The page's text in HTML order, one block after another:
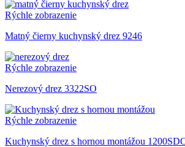
Rýchle zobrazenie
Matný čierny kuchynský drez 9246
Rýchle zobrazenie
Nerezový drez 3322SO
Rýchle zobrazenie
Kuchynský drez s hornou montážou